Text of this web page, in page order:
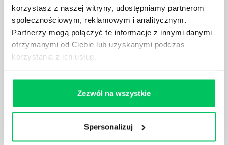
korzystasz z naszej witryny, udostępniamy partnerom
społecznościowym, reklamowym i analitycznym.
Partnerzy mogą połączyć te informacje z innymi danymi
otrzymanymi od Ciebie lub uzyskanymi podczas
korzystania z ich usług.
Zezwól na wszystkie
Spersonalizuj
JAK BRYGADZISTA MOŻE ROZWINĄĆ SWOJE
KOMPETENCJE MENEDŻERSKIE?
Menedżer to niezwykle ważne stanowisko w każdej
firmie. Osoba je pełniąca jest w pełni odpowiedzialna
za realizację działań podległych mu osób oraz